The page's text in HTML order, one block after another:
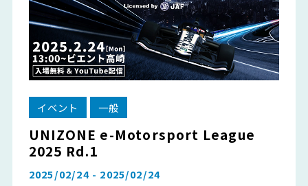
イベント 一般
UNIZONE e-Motorsport League
2025 Rd.1
2025/02/24 - 2025/02/24